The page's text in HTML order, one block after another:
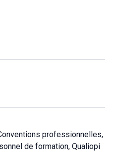
professionnelles,
de formation, Qualiopi